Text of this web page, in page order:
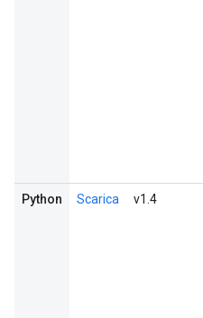
Python Scarica v1.4